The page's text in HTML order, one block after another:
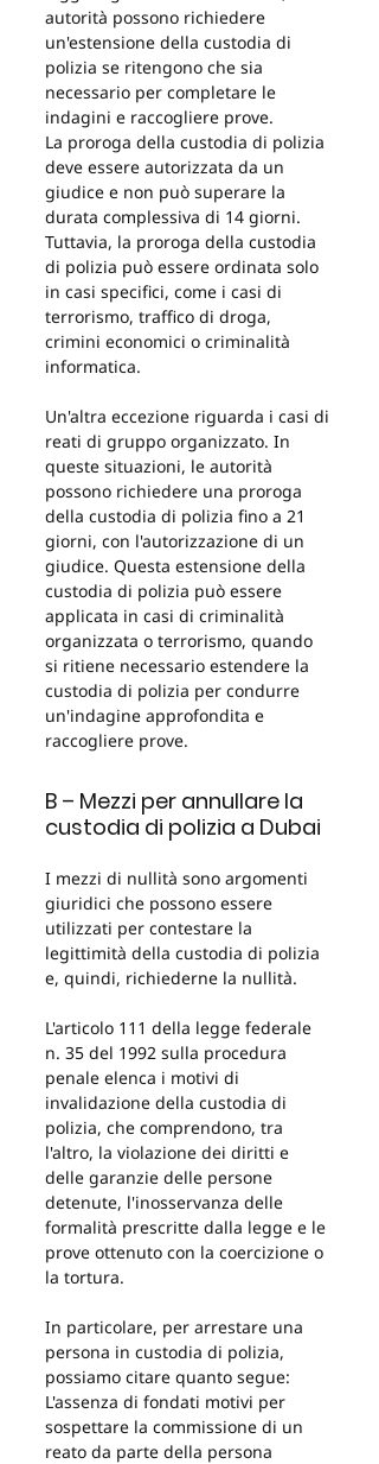
autorità possono richiedere
un'estensione della custodia di
polizia se ritengono che sia
necessario per completare le
indagini e raccogliere prove.
La proroga della custodia di polizia
deve essere autorizzata da un
giudice e non può superare la
durata complessiva di 14 giorni.
Tuttavia, la proroga della custodia
di polizia può essere ordinata solo
in casi specifici, come i casi di
terrorismo, traffico di droga,
crimini economici o criminalità
informatica.
Un'altra eccezione riguarda i casi di
reati di gruppo organizzato. In
queste situazioni, le autorità
possono richiedere una proroga
della custodia di polizia fino a 21
giorni, con l'autorizzazione di un
giudice. Questa estensione della
custodia di polizia può essere
applicata in casi di criminalità
organizzata o terrorismo, quando
si ritiene necessario estendere la
custodia di polizia per condurre
un'indagine approfondita e
raccogliere prove.
B – Mezzi per annullare la
custodia di polizia a Dubai
I mezzi di nullità sono argomenti
giuridici che possono essere
utilizzati per contestare la
legittimità della custodia di polizia
e, quindi, richiederne la nullità.
L'articolo 111 della legge federale
n. 35 del 1992 sulla procedura
penale elenca i motivi di
invalidazione della custodia di
polizia, che comprendono, tra
l'altro, la violazione dei diritti e
delle garanzie delle persone
detenute, l'inosservanza delle
formalità prescritte dalla legge e le
prove ottenuto con la coercizione o
la tortura.
In particolare, per arrestare una
persona in custodia di polizia,
possiamo citare quanto segue:
L'assenza di fondati motivi per
sospettare la commissione di un
reato da parte della persona